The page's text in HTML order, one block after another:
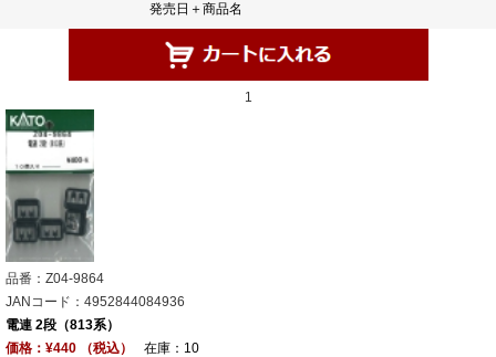
発売日＋商品名
1
品番：Z04-9864
JANコード：4952844084936
電連 2段（813系）
価格：¥440 （税込）
在庫：10